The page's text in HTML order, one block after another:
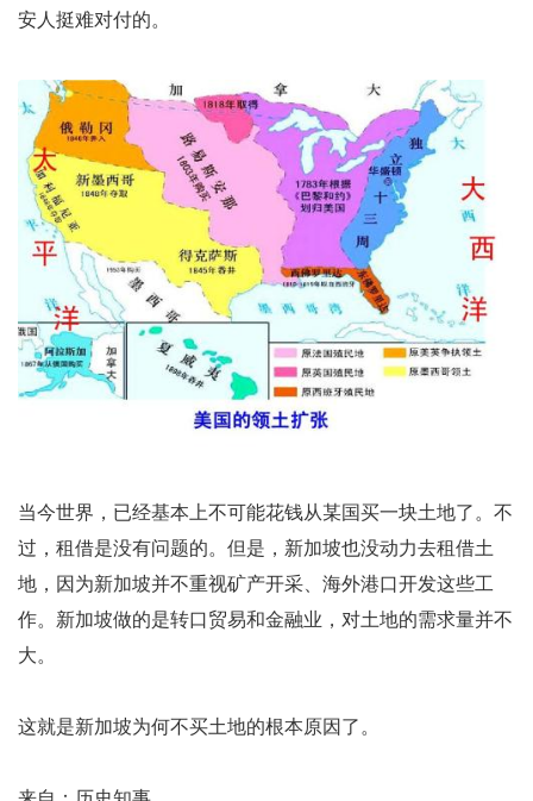
安人挺难对付的。
当今世界，已经基本上不可能花钱从某国买一块土地了。不
过，租借是没有问题的。但是，新加坡也没动力去租借土
地，因为新加坡并不重视矿产开采、海外港口开发这些工
作。新加坡做的是转口贸易和金融业，对土地的需求量并不
大。
这就是新加坡为何不买土地的根本原因了。